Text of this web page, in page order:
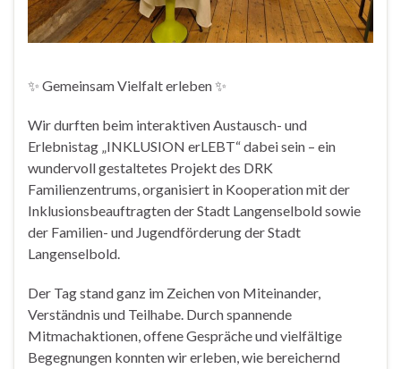
✨ Gemeinsam Vielfalt erleben ✨
Wir durften beim interaktiven Austausch- und
Erlebnistag „INKLUSION erLEBT“ dabei sein – ein
wundervoll gestaltetes Projekt des DRK
Familienzentrums, organisiert in Kooperation mit der
Inklusionsbeauftragten der Stadt Langenselbold sowie
der Familien- und Jugendförderung der Stadt
Langenselbold.
Der Tag stand ganz im Zeichen von Miteinander,
Verständnis und Teilhabe. Durch spannende
Mitmachaktionen, offene Gespräche und vielfältige
Begegnungen konnten wir erleben, wie bereichernd